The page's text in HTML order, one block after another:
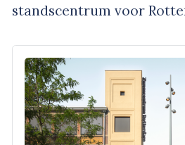
standscentrum voor